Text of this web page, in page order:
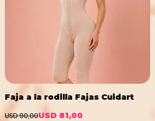
Faja a la rodilla Fajas Cuidart
USD 90,00USD 81,00